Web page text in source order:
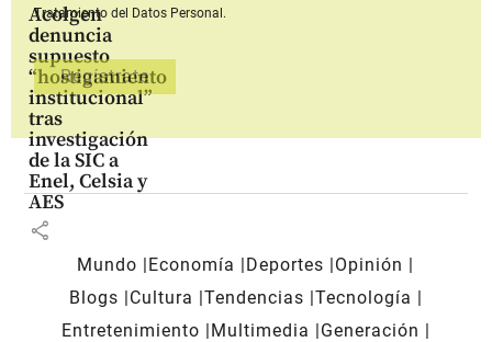
Acolgen
denuncia
supuesto
“hostigamiento
institucional”
tras
investigación
de la SIC a
Enel, Celsia y
AES
share
Tratamiento del Datos Personal.
Mundo Economía Deportes
Opinión
Blogs
Cultura Tendencias Tecnología
Entretenimiento
Multimedia
Generación